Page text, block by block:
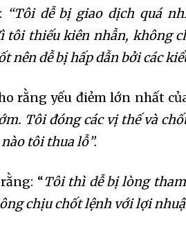
of
be part
worry, we respect your privacy
is safe with us.
“Tôi dễ bị giao dịch quá
tôi thiếu kiên nhẫn, không
nên dễ bị hấp dẫn bởi các
rằng yếu điẻm lớn nhất
Tôi đóng các vị thế và
tôi thua lỗ”.
“Tôi thì dễ bị lòng
chịu chốt lệnh với lợi